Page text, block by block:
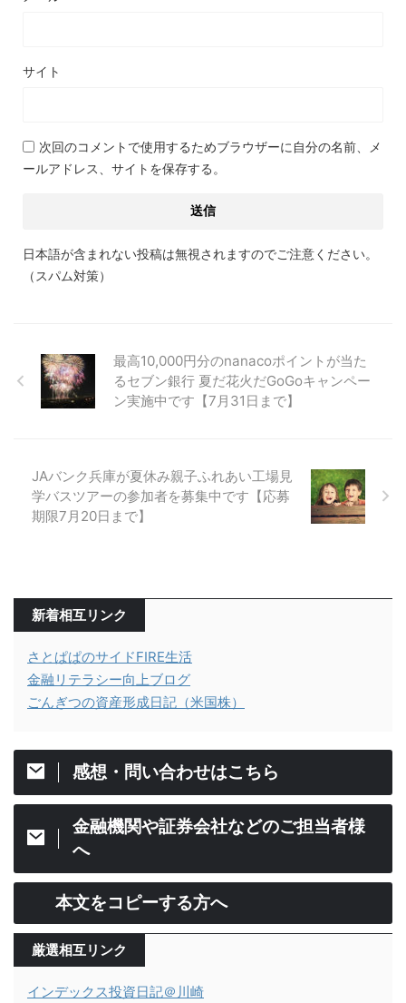
サイト
次回のコメントで使用するためブラウザーに自分の名前、メ
ールアドレス、サイトを保存する。
日本語が含まれない投稿は無視されますのでご注意ください。
（スパム対策）
最高10,000円分のnanacoポイントが当た
るセブン銀行 夏だ花火だGoGoキャンペー
ン実施中です【7月31日まで】
JAバンク兵庫が夏休み親子ふれあい工場見
学バスツアーの参加者を募集中です【応募
期限7月20日まで】
新着相互リンク
さとぱぱのサイドFIRE生活
金融リテラシー向上ブログ
ごんぎつの資産形成日記（米国株）
感想・問い合わせはこちら
金融機関や証券会社などのご担当者様
へ
本文をコピーする方へ
厳選相互リンク
インデックス投資日記＠川崎